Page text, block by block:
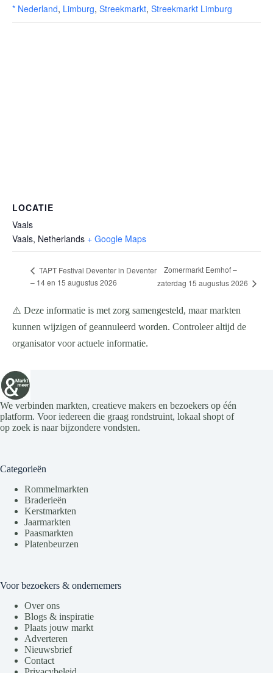
* Nederland, Limburg, Streekmarkt, Streekmarkt Limburg
LOCATIE
Vaals
Vaals, Netherlands + Google Maps
TAPT Festival Deventer in Deventer
– 14 en 15 augustus 2026
Zomermarkt Eemhof –
zaterdag 15 augustus 2026
⚠️ Deze informatie is met zorg samengesteld, maar markten
kunnen wijzigen of geannuleerd worden. Controleer altijd de
organisator voor actuele informatie.
We verbinden markten, creatieve makers en bezoekers op één
platform. Voor iedereen die graag rondstruint, lokaal shopt of
op zoek is naar bijzondere vondsten.
Categorieën
Rommelmarkten
Braderieën
Kerstmarkten
Jaarmarkten
Paasmarkten
Platenbeurzen
Voor bezoekers & ondernemers
Over ons
Blogs & inspiratie
Plaats jouw markt
Adverteren
Nieuwsbrief
Contact